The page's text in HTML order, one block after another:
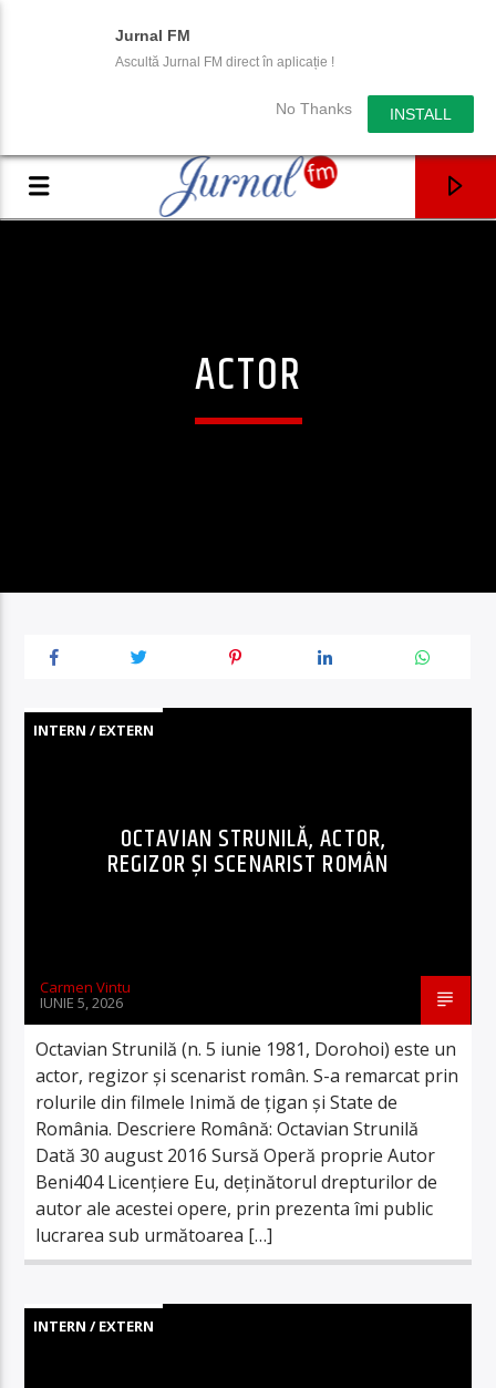
Jurnal FM
Ascultă Jurnal FM direct în aplicație !
No Thanks INSTALL
ACTOR
INTERN / EXTERN
OCTAVIAN STRUNILĂ, ACTOR,
REGIZOR ȘI SCENARIST ROMÂN
Carmen Vintu
IUNIE 5, 2026
Octavian Strunilă (n. 5 iunie 1981, Dorohoi) este un
actor, regizor și scenarist român. S-a remarcat prin
rolurile din filmele Inimă de țigan și State de
România. Descriere Română: Octavian Strunilă
Dată 30 august 2016 Sursă Operă proprie Autor
Beni404 Licențiere Eu, deținătorul drepturilor de
autor ale acestei opere, prin prezenta îmi public
lucrarea sub următoarea […]
INTERN / EXTERN